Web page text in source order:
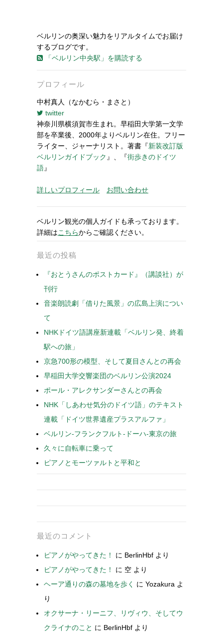
ベルリンの奥深い魅力をリアルタイムでお届け
するブログです。
「ベルリン中央駅」を購読する
プロフィール
中村真人（なかむら・まさと）
twitter
神奈川県横須賀市生まれ。早稲田大学第一文学
部を卒業後、2000年よりベルリン在住。フリー
ライター、ジャーナリスト。著書『新装改訂版
ベルリンガイドブック 』、『街歩きのドイツ
語』
詳しいプロフィール お問い合わせ
ベルリン観光の個人ガイドも承っております。
詳細はこちらからご確認ください。
最近の投稿
『おとうさんのポストカード』（講談社）が
刊行
音楽朗読劇「借りた風景」の広島上演につい
て
NHKドイツ語講座新連載「ベルリン発、終着
駅への旅」
京急700形の模型、そして夏目さんとの再会
早稲田大学交響楽団のベルリン公演2024
ポール・アレクサンダーさんとの再会
NHK「しあわせ気分のドイツ語」のテキスト
連載「ドイツ世界遺産プラスアルファ」
ベルリン-フランクフルト-ドーハ-東京の旅
久々に自転車に乗って
ピアノとモーツァルトと平和と
最近のコメント
ピアノがやってきた！ に BerlinHbf より
ピアノがやってきた！
に 空 より
ヘーア通りの森の墓地を歩く
に Yozakura よ
り
オクサーナ・リーニフ、リヴィウ、そしてウ
クライナのこと に BerlinHbf より